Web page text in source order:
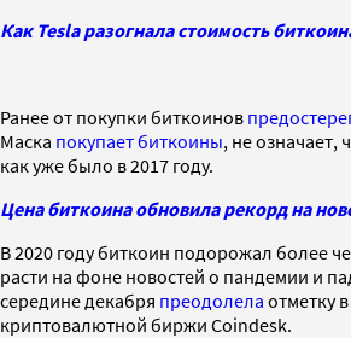
Как Tesla разогнала стоимость
Ранее от покупки биткоинов
Маска покупает биткоины, не означает,
как уже было в 2017 году.
Цена биткоина обновила рекорд на
В 2020 году биткоин подорожал более
расти на фоне новостей о пандемии и
середине декабря преодолела отметку
криптовалютной биржи Coindesk.